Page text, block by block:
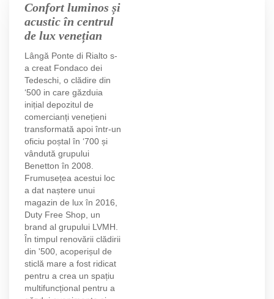
Confort luminos și
acustic în centrul
de lux venețian
Lângă Ponte di Rialto s-
a creat Fondaco dei
Tedeschi, o clădire din
‘500 in care găzduia
inițial depozitul de
comercianți venețieni
transformată apoi într-un
oficiu poștal în ‘700 și
vândută grupului
Benetton în 2008.
Frumusețea acestui loc
a dat naștere unui
magazin de lux în 2016,
Duty Free Shop, un
brand al grupului LVMH.
În timpul renovării clădirii
din '500, acoperișul de
sticlă mare a fost ridicat
pentru a crea un spațiu
multifuncțional pentru a